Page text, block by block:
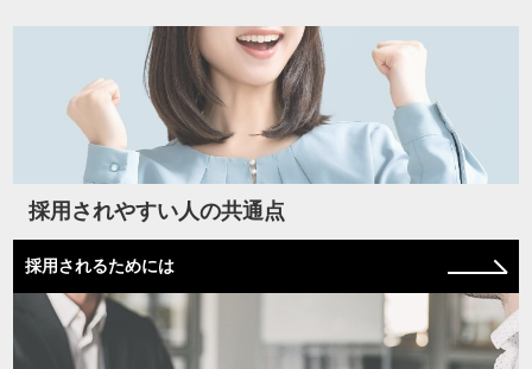
採用されやすい人の共通点
採用されるためには